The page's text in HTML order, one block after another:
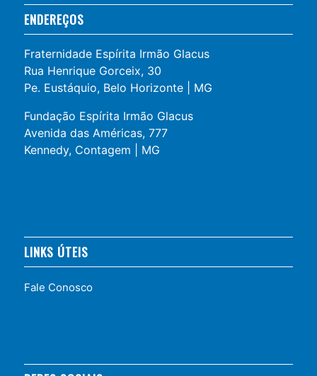
ENDEREÇOS
Fraternidade Espírita Irmão Glacus
Rua Henrique Gorceix, 30
Pe. Eustáquio, Belo Horizonte | MG
Fundação Espírita Irmão Glacus
Avenida das Américas, 777
Kennedy, Contagem | MG
LINKS ÚTEIS
Fale Conosco